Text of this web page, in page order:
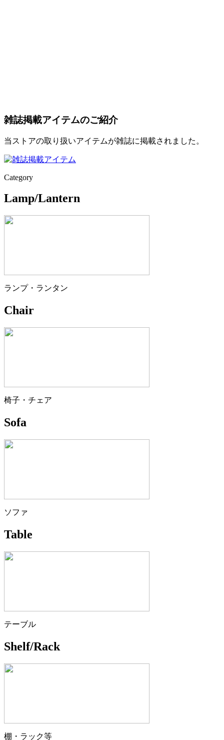
雑誌掲載アイテムのご紹介
当ストアの取り扱いアイテムが雑誌に掲載されました。
Category
Lamp/Lantern
ランプ・ランタン
Chair
椅子・チェア
Sofa
ソファ
Table
テーブル
Shelf/Rack
棚・ラック等